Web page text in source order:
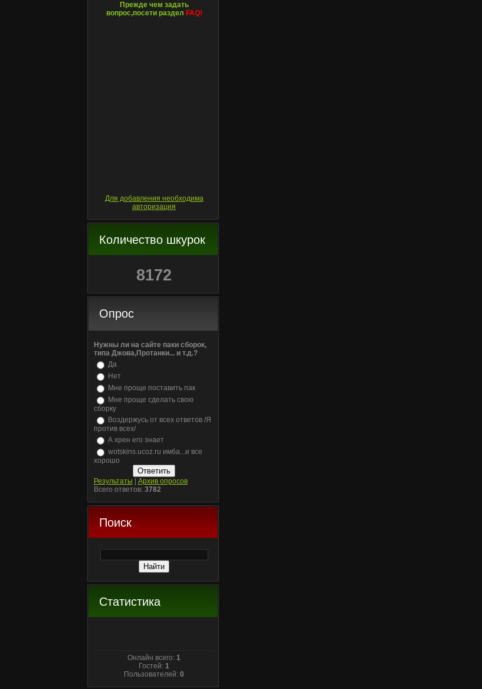
Прежде чем задать
вопрос,посети раздел FAQ!
Для добавления необходима
авторизация
Количество шкурок
8172
Опрос
Нужны ли на сайте паки сборок,
типа Джова,Протанки... и т.д.?
Да
Нет
Мне проще поставить пак
Мне проще сделать свою
сборку
Воздержусь от всех ответов /Я
против всех/
А хрен его знает
wotskins.ucoz.ru имба...и все
хорошо
Результаты
Архив опросов
Всего ответов: 3782
Поиск
Статистика
Онлайн всего: 1
Гостей: 1
Пользователей: 0